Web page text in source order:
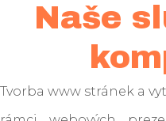
Naše
Tvorba www stránek a